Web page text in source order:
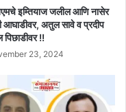
इम्तियाज जलील आणि नासेर
आघाडीवर, अतुल सावे व प्रदीप
!!
23, 2024